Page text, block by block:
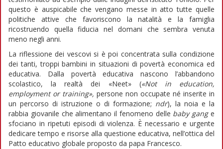
questo è auspicabile che vengano messe in atto tutte quelle
politiche attive che favoriscono la natalità e la famiglia
ricostruendo quella fiducia nel domani che sembra venuta
meno negli anni.
La riflessione dei vescovi si è poi concentrata sulla condizione
dei tanti, troppi bambini in situazioni di povertà economica ed
educativa. Dalla povertà educativa nascono l’abbandono
scolastico, la realtà dei «Neet» («Not in education,
employment or training», persone non occupate né inserite in
un percorso di istruzione o di formazione; ndr), la noia e la
rabbia giovanile che alimentano il fenomeno delle baby gange
sfociano in ripetuti episodi di violenza. È necessario e urgente
dedicare tempo e risorse alla questione educativa, nell’ottica del
Patto educativo globale proposto da papa Francesco.